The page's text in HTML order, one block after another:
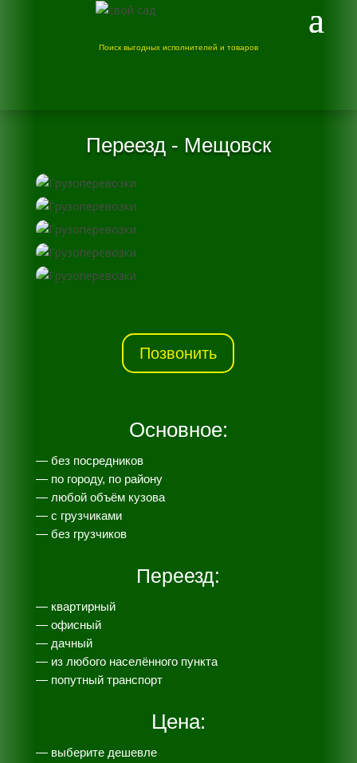
Поиск выгодных исполнителей и товаров
Переезд - Мещовск
Позвонить
Основное:
— без посредников
— по городу, по району
— любой объём кузова
— с грузчиками
— без грузчиков
Переезд:
— квартирный
— офисный
— дачный
— из любого населённого пункта
— попутный транспорт
Цена:
— выберите дешевле